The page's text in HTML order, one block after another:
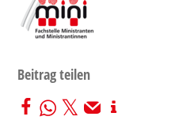
Beitrag teilen